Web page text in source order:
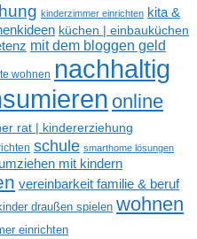
kinderzimmer einrichten kita &
küchen | einbauküchen
mit dem bloggen geld
wohnen nachhaltig
online
rat | kindererziehung
schule smarthome lösungen
umziehen mit kindern
vereinbarkeit familie & beruf
draußen spielen wohnen
einrichten